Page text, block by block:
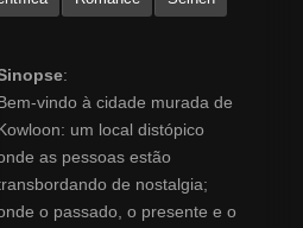
:
vindo à cidade murada de
um local distópico
as pessoas estão
de nostalgia;
o passado, o presente e o